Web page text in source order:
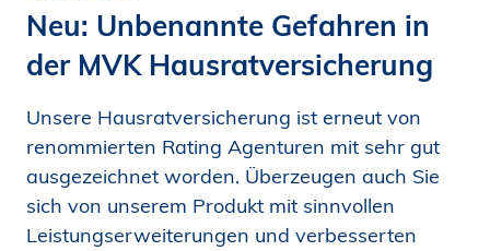
Neu: Unbenannte Gefahren in
der MVK Hausratversicherung
Unsere Hausratversicherung ist erneut von
renommierten Rating Agenturen mit sehr gut
ausgezeichnet worden. Überzeugen auch Sie
sich von unserem Produkt mit sinnvollen
Leistungs­erweiterungen und verbesserten